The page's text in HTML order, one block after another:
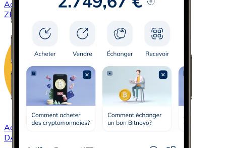
Acheter ZCashavec virement bancaire
ZEC
AcheterDAIavec virement bancaire
DAI